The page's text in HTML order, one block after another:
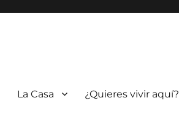
La Casa ¿Quieres vivir aquí?